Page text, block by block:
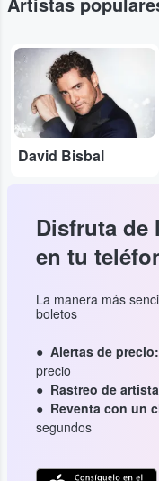
...
David Bisbal
Disfruta de
en tu
La manera más
boletos
Alertas de precio:
precio
Rastreo de
Reventa con un
segundos